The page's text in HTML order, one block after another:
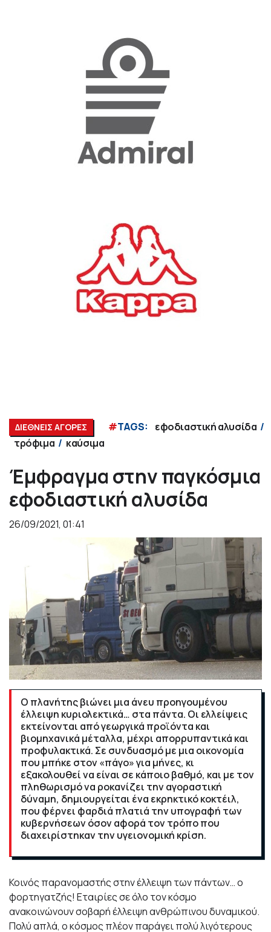
ΔΙΕΘΝΕΙΣ ΑΓΟΡΕΣ #TAGS:
εφοδιαστική αλυσίδα
τρόφιμα
καύσιμα
Έμφραγμα στην παγκόσμια
εφοδιαστική αλυσίδα
26/09/2021, 01:41
Ο πλανήτης βιώνει μια άνευ προηγουμένου
έλλειψη κυριολεκτικά… στα πάντα. Οι ελλείψεις
εκτείνονται από γεωργικά προϊόντα και
βιομηχανικά μέταλλα, μέχρι απορρυπαντικά και
προφυλακτικά. Σε συνδυασμό με μια οικονομία
που μπήκε στον «πάγο» για μήνες, κι
εξακολουθεί να είναι σε κάποιο βαθμό, και με τον
πληθωρισμό να ροκανίζει την αγοραστική
δύναμη, δημιουργείται ένα εκρηκτικό κοκτέιλ,
που φέρνει φαρδιά πλατιά την υπογραφή των
κυβερνήσεων όσον αφορά τον τρόπο που
διαχειρίστηκαν την υγειονομική κρίση.
Κοινός παρανομαστής στην έλλειψη των πάντων… ο
φορτηγατζής! Εταιρίες σε όλο τον κόσμο
ανακοινώνουν σοβαρή έλλειψη ανθρώπινου δυναμικού.
Πολύ απλά, ο κόσμος πλέον παράγει πολύ λιγότερους